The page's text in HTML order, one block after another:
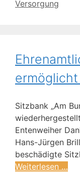
Versorgung
Sitzbank „Am
Entenweiher
Hans-Jürgen
beschädigte
Weiterlesen …